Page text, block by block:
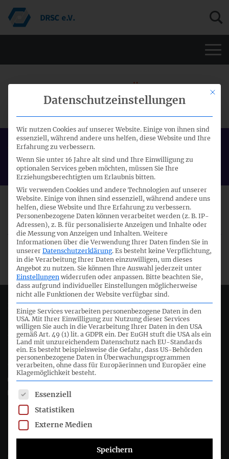
HGB-FA - VORLÄUFIGES
ARBEITSPROGRAMM
Veröffentlichung:
07.05.2012
TITEL DATUM
HGB-FA - Vorläufiges
Arbeitsprogramm
07/05/2012
Deutsches Rechnungslegungs Standards Committee e.V.
Joachimsthaler Str. 34
10719 Berlin
+49 (0)30 20 64 12 - 0
+49 (0)30 20 64 12 - 15
info@drsc.de
Folgen Sie dem DRSC
Mit
Datenschutzeinstellungen
Wir nutzen Cookies auf unserer Website. Einige von ihnen sind
essenziell, während andere uns helfen, diese Website und Ihre
Erfahrung zu verbessern.
Wenn Sie unter 16 Jahre alt sind und Ihre Einwilligung zu
optionalen Services geben möchten, müssen Sie Ihre
Erziehungsberechtigten um Erlaubnis bitten.
Wir verwenden Cookies und andere Technologien auf unserer
Website. Einige von ihnen sind essenziell, während andere uns
helfen, diese Website und Ihre Erfahrung zu verbessern.
Personenbezogene Daten können verarbeitet werden (z. B. IP-
Adressen), z. B. für personalisierte Anzeigen und Inhalte oder
die Messung von Anzeigen und Inhalten. Weitere
Informationen über die Verwendung Ihrer Daten finden Sie in
unserer Datenschutzerklärung. Es besteht keine Verpflichtung,
in die Verarbeitung Ihrer Daten einzuwilligen, um dieses
Angebot zu nutzen. Sie können Ihre Auswahl jederzeit unter
Einstellungen widerrufen oder anpassen. Bitte beachten Sie,
dass aufgrund individueller Einstellungen möglicherweise
nicht alle Funktionen der Website verfügbar sind.
Einige Services verarbeiten personenbezogene Daten in den
USA. Mit Ihrer Einwilligung zur Nutzung dieser Services
willigen Sie auch in die Verarbeitung Ihrer Daten in den USA
gemäß Art. 49 (1) lit. a GDPR ein. Der EuGH stuft die USA als ein
Land mit unzureichendem Datenschutz nach EU-Standards
ein. Es besteht beispielsweise die Gefahr, dass US-Behörden
personenbezogene Daten in Überwachungsprogrammen
verarbeiten, ohne dass für Europäerinnen und Europäer eine
Klagemöglichkeit besteht.
Es folgt eine Liste der Service-Gruppen, für die eine
Essenziell
Statistiken
Externe Medien
Speichern